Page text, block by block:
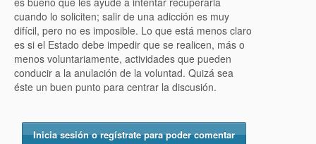
cuando lo soliciten; salir de una adicción es muy
difícil, pero no es imposible. Lo que está menos claro
es si el Estado debe impedir que se realicen, más o
menos voluntariamente, actividades que pueden
conducir a la anulación de la voluntad. Quizá sea
éste un buen punto para centrar la discusión.
Inicia sesión o regístrate para poder comentar